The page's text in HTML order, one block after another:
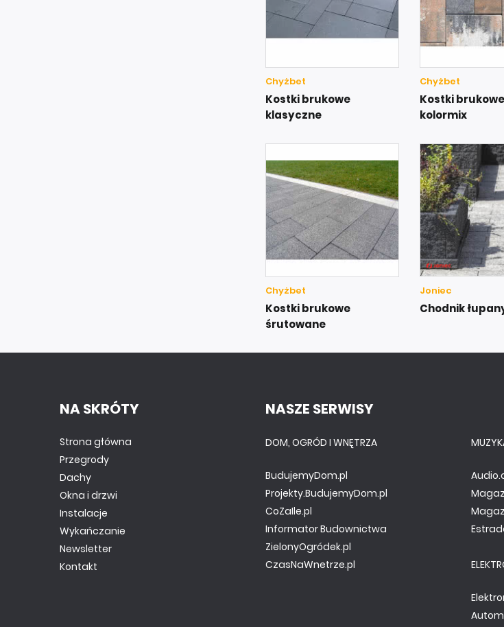
Chyżbet
Kostki brukowe
klasyczne
Chyżbet
Kostki brukowe
kolormix
Chyżbet
Kostki brukowe
śrutowane
Joniec
Chodnik
NA SKRÓTY
Strona główna
Przegrody
Dachy
Okna i drzwi
Instalacje
Wykańczanie
Newsletter
Kontakt
NASZE SERWISY
DOM, OGRÓD I WNĘTRZA
BudujemyDom.pl
Projekty.BudujemyDom.pl
CoZaIle.pl
Informator Budownictwa
ZielonyOgródek.pl
CzasNaWnetrze.pl